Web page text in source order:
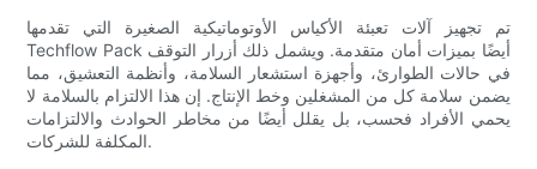
تم تجهيز آلات تعبئة الأكياس الأوتوماتيكية الصغيرة التي تقدمها
Techflow Pack أيضًا بميزات أمان متقدمة. ويشمل ذلك أزرار التوقف
في حالات الطوارئ، وأجهزة استشعار السلامة، وأنظمة التعشيق، مما
يضمن سلامة كل من المشغلين وخط الإنتاج. إن هذا الالتزام بالسلامة لا
يحمي الأفراد فحسب، بل يقلل أيضًا من مخاطر الحوادث والالتزامات
المكلفة للشركات.